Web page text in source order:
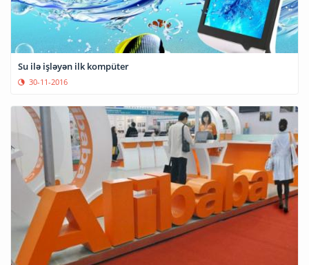
Su ilə işləyən ilk kompüter
30-11-2016